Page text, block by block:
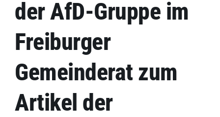
Kontakt
Impressum
der AfD-Gruppe im
Freiburger
Gemeinderat zum
Artikel der